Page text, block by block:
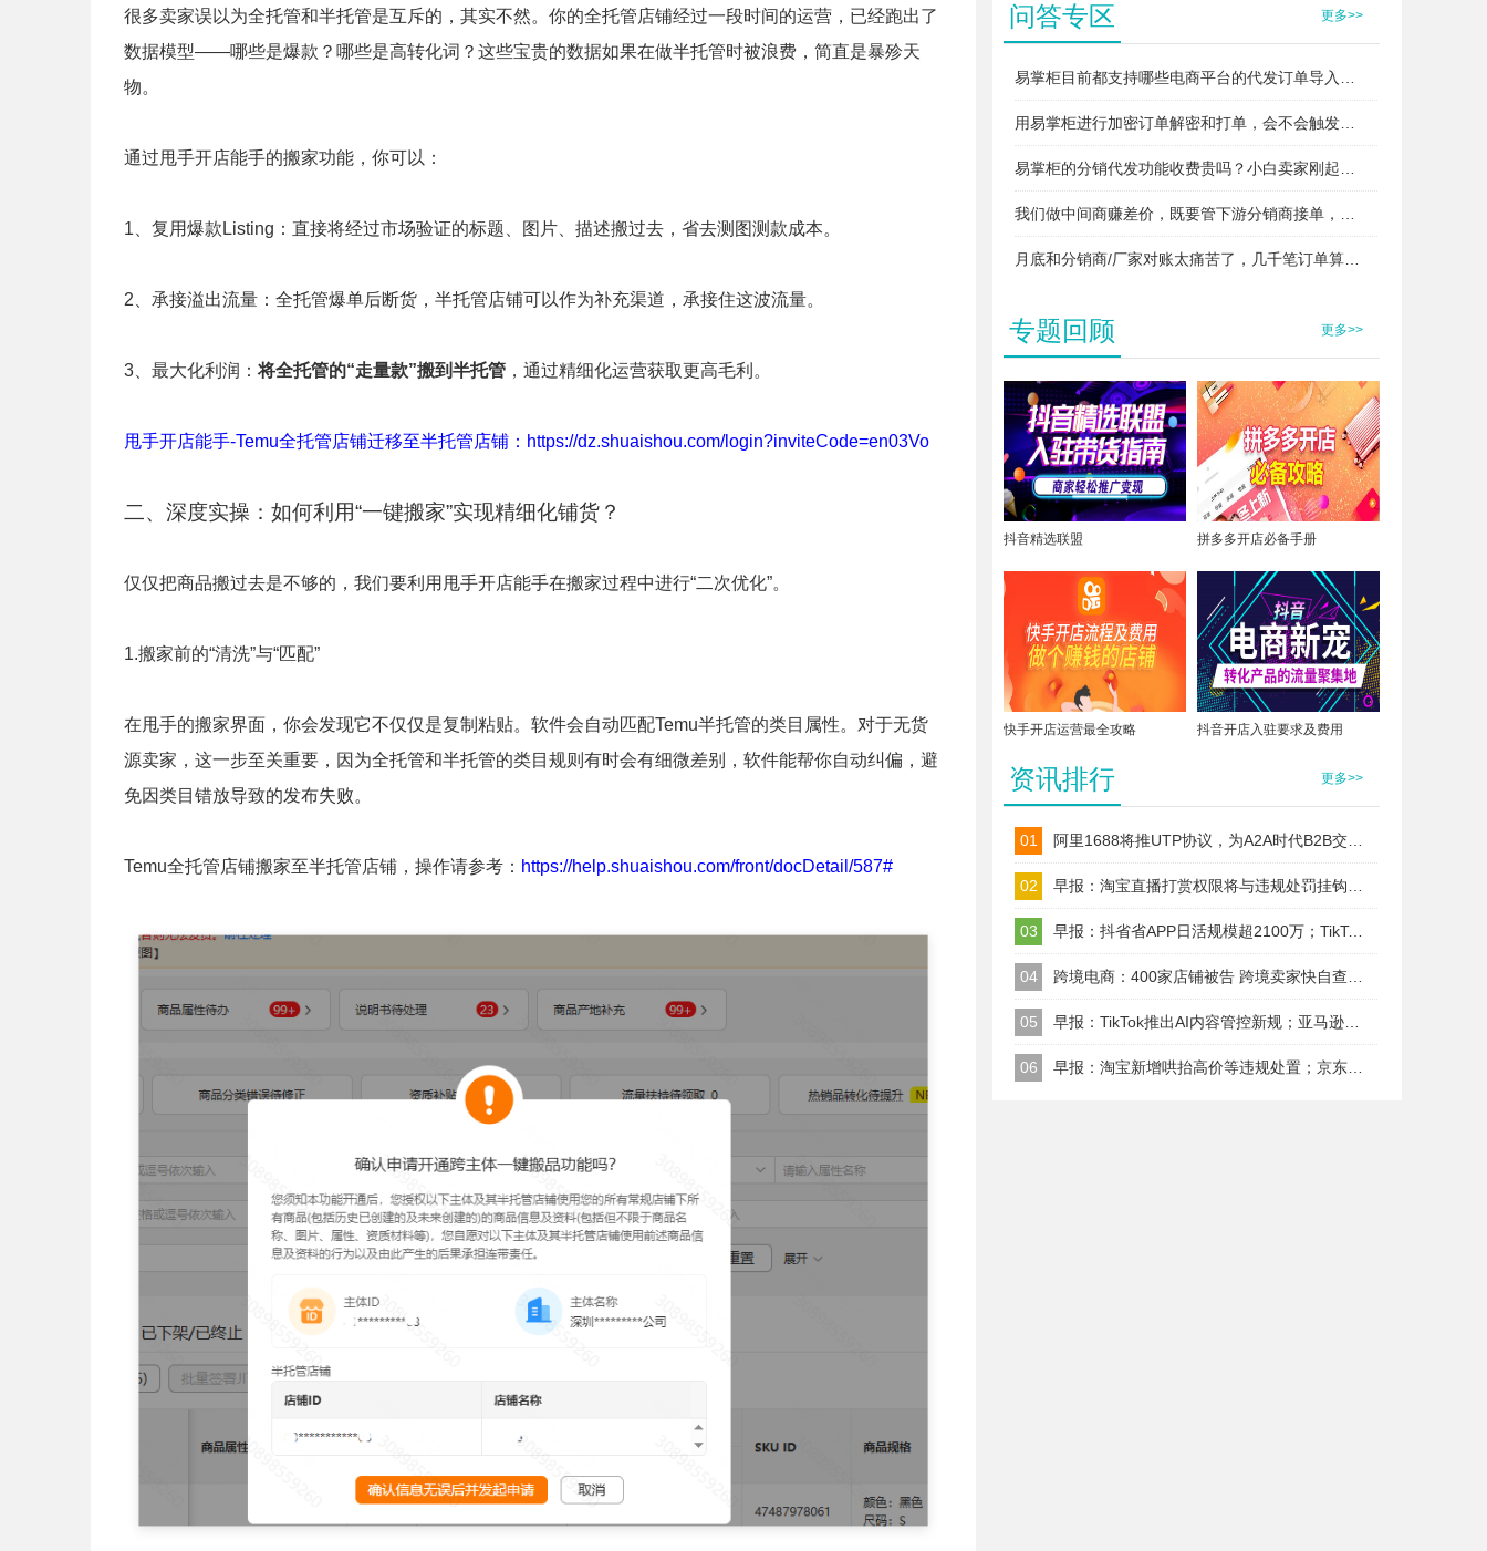
很多卖家误以为全托管和半托管是互斥的，其实不然。你的全托管店铺经过一段时间的运营，已经跑出了
数据模型——哪些是爆款？哪些是高转化词？这些宝贵的数据如果在做半托管时被浪费，简直是暴殄天
物。
通过甩手开店能手的搬家功能，你可以：
1、复用爆款Listing：直接将经过市场验证的标题、图片、描述搬过去，省去测图测款成本。
2、承接溢出流量：全托管爆单后断货，半托管店铺可以作为补充渠道，承接住这波流量。
3、最大化利润：将全托管的“走量款”搬到半托管 ，通过精细化运营获取更高毛利。
甩手开店能手-Temu全托管店铺迁移至半托管店铺：https://dz.shuaishou.com/login?inviteCode=en03Vo
二、深度实操：如何利用“一键搬家”实现精细化铺货？
仅仅把商品搬过去是不够的，我们要利用甩手开店能手在搬家过程中进行“二次优化”。
1.搬家前的“清洗”与“匹配”
在甩手的搬家界面，你会发现它不仅仅是复制粘贴。软件会自动匹配Temu半托管的类目属性。对于无货
源卖家，这一步至关重要，因为全托管和半托管的类目规则有时会有细微差别，软件能帮你自动纠偏，避
免因类目错放导致的发布失败。
Temu全托管店铺搬家至半托管店铺，操作请参考： https://help.shuaishou.com/front/docDetail/587#
问答专区 更多>>
专题回顾 更多>>
抖音精选联盟 拼多多开店必备手册
快手开店运营最全攻略 抖音开店入驻要求及费用
资讯排行 更多>>
01
02
03 早报：抖省省APP日活规模超2100万；TikTok美区试水全托管代运营
04
05
06